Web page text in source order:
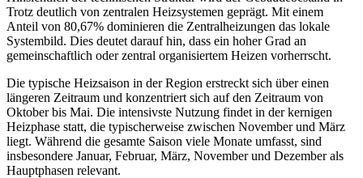
Trotz deutlich von zentralen Heizsystemen geprägt. Mit einem
Anteil von 80,67% dominieren die Zentralheizungen das lokale
Systembild. Dies deutet darauf hin, dass ein hoher Grad an
gemeinschaftlich oder zentral organisiertem Heizen vorherrscht.
Die typische Heizsaison in der Region erstreckt sich über einen
längeren Zeitraum und konzentriert sich auf den Zeitraum von
Oktober bis Mai. Die intensivste Nutzung findet in der kernigen
Heizphase statt, die typischerweise zwischen November und März
liegt. Während die gesamte Saison viele Monate umfasst, sind
insbesondere Januar, Februar, März, November und Dezember als
Hauptphasen relevant.